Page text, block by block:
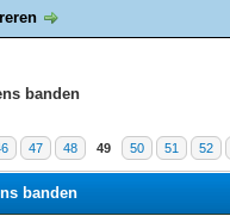
banden
47 48 49 50 51 52
is 3
banden